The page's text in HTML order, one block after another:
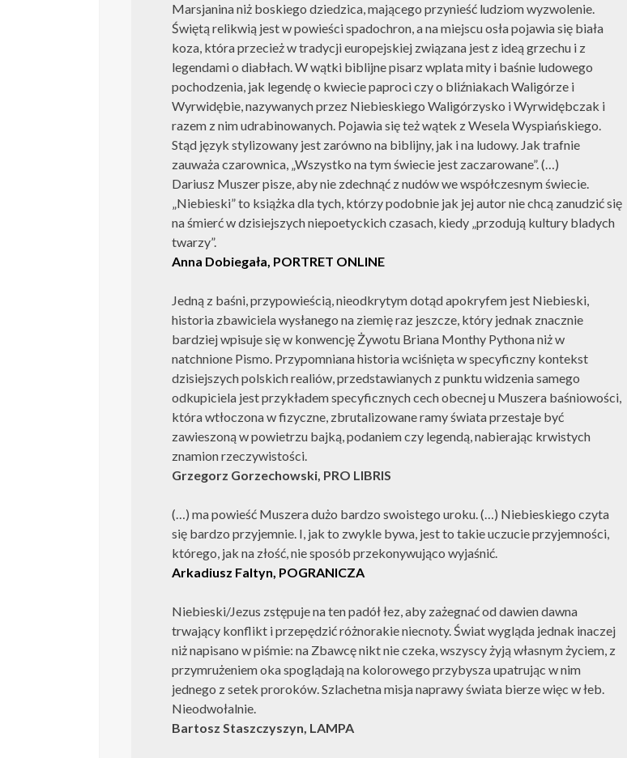
Marsjanina niż boskiego dziedzica, mającego przynieść ludziom wyzwolenie.
Świętą relikwią jest w powieści spadochron, a na miejscu osła pojawia się biała
koza, która przecież w tradycji europejskiej związana jest z ideą grzechu i z
legendami o diabłach. W wątki biblijne pisarz wplata mity i baśnie ludowego
pochodzenia, jak legendę o kwiecie paproci czy o bliźniakach Waligórze i
Wyrwidębie, nazywanych przez Niebieskiego Waligórzysko i Wyrwidębczak i
razem z nim udrabinowanych. Pojawia się też wątek z Wesela Wyspiańskiego.
Stąd język stylizowany jest zarówno na biblijny, jak i na ludowy. Jak trafnie
zauważa czarownica, „Wszystko na tym świecie jest zaczarowane”. (…)
Dariusz Muszer pisze, aby nie zdechnąć z nudów we współczesnym świecie.
„Niebieski” to książka dla tych, którzy podobnie jak jej autor nie chcą zanudzić się
na śmierć w dzisiejszych niepoetyckich czasach, kiedy „przodują kultury bladych
twarzy”.
Anna Dobiegała, PORTRET ONLINE
Jedną z baśni, przypowieścią, nieodkrytym dotąd apokryfem jest Niebieski,
historia zbawiciela wysłanego na ziemię raz jeszcze, który jednak znacznie
bardziej wpisuje się w konwencję Żywotu Briana Monthy Pythona niż w
natchnione Pismo. Przypomniana historia wciśnięta w specyficzny kontekst
dzisiejszych polskich realiów, przedstawianych z punktu widzenia samego
odkupiciela jest przykładem specyficznych cech obecnej u Muszera baśniowości,
która wtłoczona w fizyczne, zbrutalizowane ramy świata przestaje być
zawieszoną w powietrzu bajką, podaniem czy legendą, nabierając krwistych
znamion rzeczywistości.
Grzegorz Gorzechowski, PRO LIBRIS
(…) ma powieść Muszera dużo bardzo swoistego uroku. (…) Niebieskiego czyta
się bardzo przyjemnie. I, jak to zwykle bywa, jest to takie uczucie przyjemności,
którego, jak na złość, nie sposób przekonywująco wyjaśnić.
Arkadiusz Faltyn, POGRANICZA
Niebieski/Jezus zstępuje na ten padół łez, aby zażegnać od dawien dawna
trwający konflikt i przepędzić różnorakie niecnoty. Świat wygląda jednak inaczej
niż napisano w piśmie: na Zbawcę nikt nie czeka, wszyscy żyją własnym życiem, z
przymrużeniem oka spoglądają na kolorowego przybysza upatrując w nim
jednego z setek proroków. Szlachetna misja naprawy świata bierze więc w łeb.
Nieodwołalnie.
Bartosz Staszczyszyn, LAMPA